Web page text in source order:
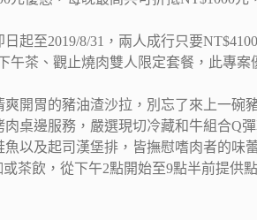
起至2019/8/31，兩人成行只要
午茶、觀止燒肉雙人限定套餐，此專案
開胃的豬油渣沙拉，別忘了來上一碗
桌邊服務，嚴選現切冷藏和牛組合Q彈
以及起司漢堡排，皆撫慰嗜肉者的味
茶飲，從下午2點開始至9點半前提供